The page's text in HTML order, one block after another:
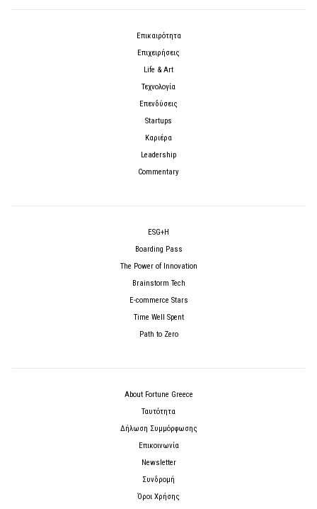
Επικαιρότητα
Επιχειρήσεις
Life & Art
Τεχνολογία
Επενδύσεις
Startups
Καριέρα
Leadership
Commentary
ESG+H
Boarding Pass
The Power of Innovation
Brainstorm Tech
E-commerce Stars
Time Well Spent
Path to Zero
About Fortune Greece
Ταυτότητα
Δήλωση Συμμόρφωσης
Επικοινωνία
Newsletter
Συνδρομή
Όροι Χρήσης